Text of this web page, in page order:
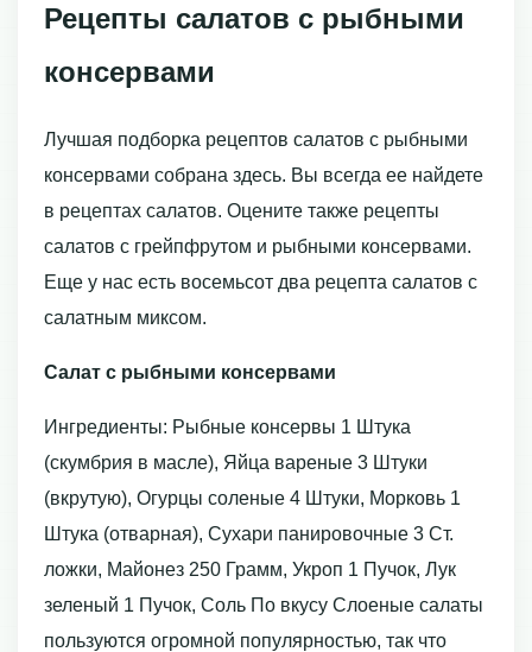
Рецепты салатов с рыбными
консервами
Лучшая подборка рецептов салатов с рыбными
консервами собрана здесь. Вы всегда ее найдете
в рецептах салатов. Оцените также рецепты
салатов с грейпфрутом и рыбными консервами.
Еще у нас есть восемьсот два рецепта салатов с
салатным миксом.
Салат с рыбными консервами
Ингредиенты: Рыбные консервы 1 Штука
(скумбрия в масле), Яйца вареные 3 Штуки
(вкрутую), Огурцы соленые 4 Штуки, Морковь 1
Штука (отварная), Сухари панировочные 3 Ст.
ложки, Майонез 250 Грамм, Укроп 1 Пучок, Лук
зеленый 1 Пучок, Соль По вкусу Слоеные салаты
пользуются огромной популярностью, так что